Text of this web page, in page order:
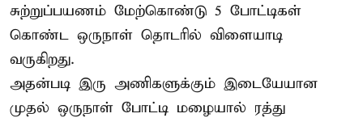
சுற்றுப்பயணம் மேற்கொண்டு 5 போட்டிகள்
கொண்ட ஒருநாள் தொடரில் விளையாடி
வருகிறது.
அதன்படி இரு அணிகளுக்கும் இடையேயான
முதல் ஒருநாள் போட்டி மழையால் ரத்து